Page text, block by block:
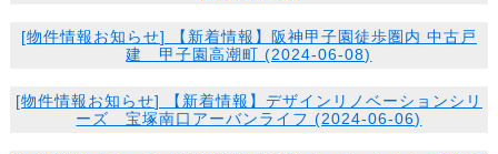
[物件情報お知らせ] 【新着情報】阪神甲子園徒歩圏内 中古戸
建 甲子園高潮町 (2024-06-08)
[物件情報お知らせ] 【新着情報】デザインリノベーションシリ
ーズ 宝塚南口アーバンライフ (2024-06-06)